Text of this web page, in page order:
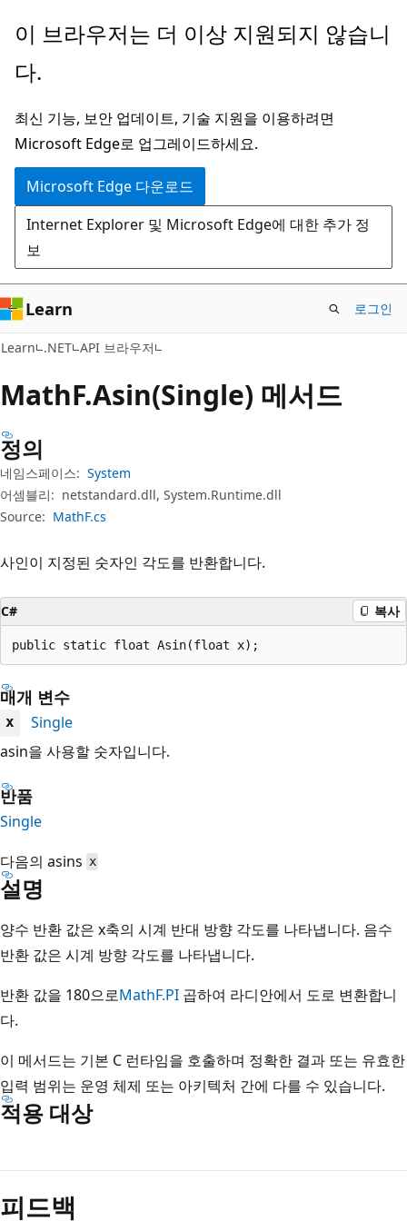
주
콘
츠
로
건
너
뛰
기
페
지
탐
색
으
로
건
너
뛰
기
이 브라우저는 더 이상 지원되지 않습니
다.
최신 기능, 보안 업데이트, 기술 지원을 이용하려면
Microsoft Edge로 업그레이드하세요.
Microsoft Edge 다운로드
Internet Explorer 및 Microsoft Edge에 대한 추가 정
보
Learn 로그인
Learn .NET API 브라우저
MathF.Asin(Single) 메서드
정의
네임스페이스: System
어셈블리: netstandard.dll, System.Runtime.dll
Source: MathF.cs
사인이 지정된 숫자인 각도를 반환합니다.
C# 복사
public static float Asin(float x);
매개 변수
x
Single
asin을 사용할 숫자입니다.
반품
Single
다음의 asins x
설명
양수 반환 값은 x축의 시계 반대 방향 각도를 나타냅니다. 음수
반환 값은 시계 방향 각도를 나타냅니다.
반환 값을 180으로MathF.PI 곱하여 라디안에서 도로 변환합니
다.
이 메서드는 기본 C 런타임을 호출하며 정확한 결과 또는 유효한
입력 범위는 운영 체제 또는 아키텍처 간에 다를 수 있습니다.
적용 대상
기
모
피드백